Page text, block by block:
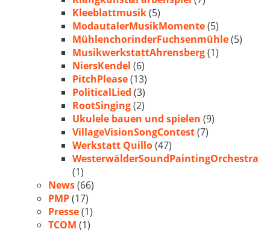
Kleeblattmusik(5)
ModautalerMusikMomente(5)
MühlenchorinderFuchsenmühle(5)
MusikwerkstattAhrensberg(1)
NiersKendel (6)
PitchPlease(13)
PoliticalLied (3)
RootSinging(2)
Ukulele bauen und spielen (9)
VillageVisionSongContest(7)
Werkstatt Quillo(47)
WesterwälderSoundPaintingOrchestra
(1)
News(66)
PMP(17)
Presse(1)
TCOM (1)